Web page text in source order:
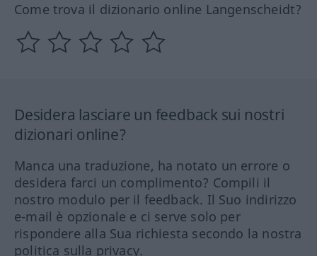
Come trova il dizionario online Langenscheidt?
Desidera lasciare un feedback sui nostri
dizionari online?
Manca una traduzione, ha notato un errore o
desidera farci un complimento? Compili il
nostro modulo per il feedback. Il Suo indirizzo
e-mail è opzionale e ci serve solo per
rispondere alla Sua richiesta secondo la nostra
politica sulla privacy.